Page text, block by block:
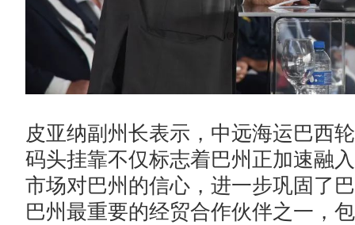
皮亚纳副州长表示，中远海运巴西
码头挂靠不仅标志着巴州正加速融
市场对巴州的信心，进一步巩固了
巴州最重要的经贸合作伙伴之一，